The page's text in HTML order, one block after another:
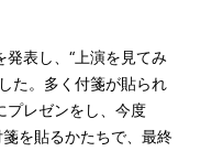
発表し、“上演を見てみ
た。多く付箋が貼られ
プレゼンをし、今度
を貼るかたちで、最終